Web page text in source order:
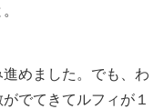
めました。でも、わ
でてきてルフィが１